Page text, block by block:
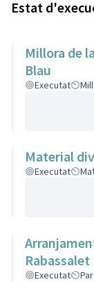
Estat
Millora de
Blau
Executat
Material
Executat
Rabassalet
Executat